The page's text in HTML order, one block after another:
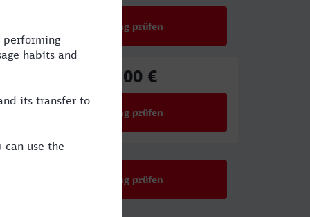
Verbindung prüfen
222,00 €
Verbindung prüfen
Verbindung prüfen